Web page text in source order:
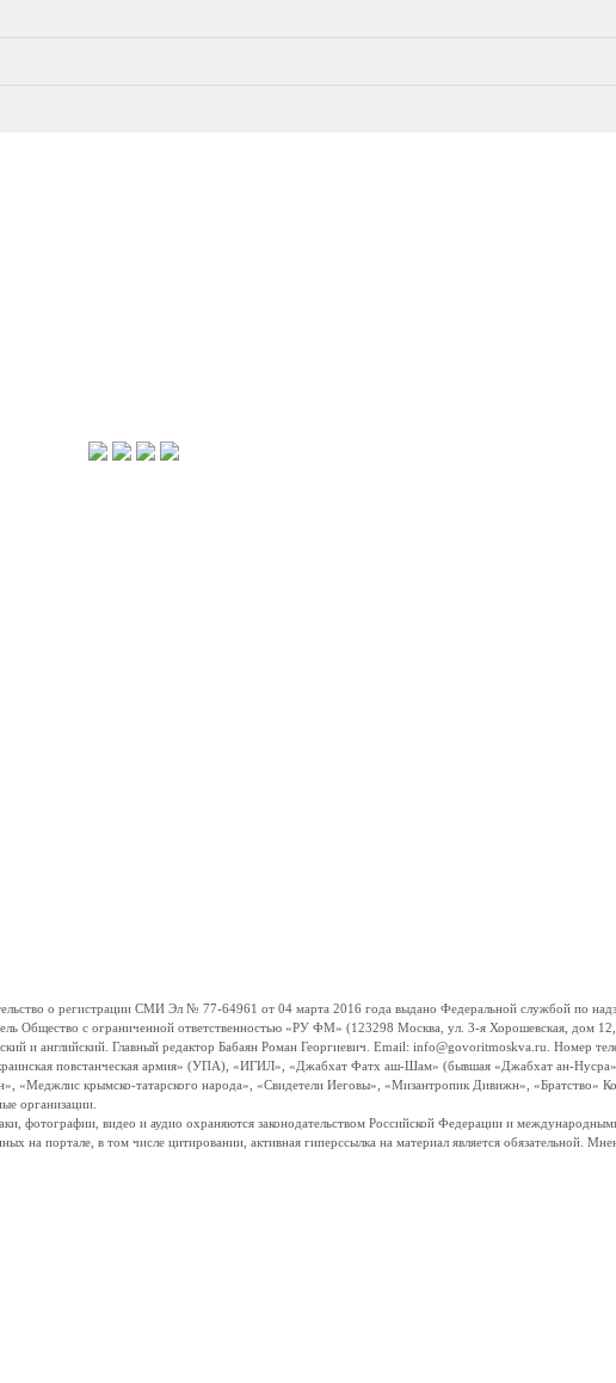
о регистрации СМИ Эл № 77-64961 от 04 марта 2016 года выдано Федеральной службой по
Общество с ограниченной ответственностью «РУ ФМ» (123298 Москва, ул. 3-я Хорошевская, дом
и английский. Главный редактор Бабаян Роман Георгиевич. Email: info@govoritmoskva.ru. Номер
повстанческая армия» (УПА), «ИГИЛ», «Джабхат Фатх аш-Шам» (бывшая «Джабхат ан-
крымско-татарского народа», «Свидетели Иеговы», «Мизантропик Дивижн», «Братство»
организации.
фотографии, видео и аудио охраняются законодательством Российской Федерации и
на портале, в том числе цитировании, активная гиперссылка на материал является обязательной.